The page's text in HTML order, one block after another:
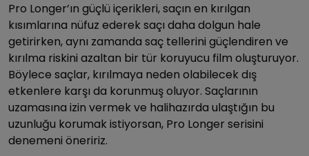
Pro Longer’ın güçlü içerikleri, saçın en kırılgan
kısımlarına nüfuz ederek saçı daha dolgun hale
getirirken, aynı zamanda saç tellerini güçlendiren ve
kırılma riskini azaltan bir tür koruyucu film oluşturuyor.
Böylece saçlar, kırılmaya neden olabilecek dış
etkenlere karşı da korunmuş oluyor. Saçlarının
uzamasına izin vermek ve halihazırda ulaştığın bu
uzunluğu korumak istiyorsan, Pro Longer serisini
denemeni öneririz.